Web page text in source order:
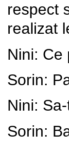
respect
realizat
Nini: Ce
Sorin:
Nini:
Sorin: